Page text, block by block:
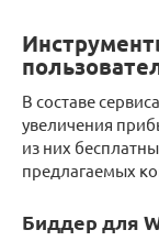
В составе
увеличения
из них
предлагаемых
Биддер для